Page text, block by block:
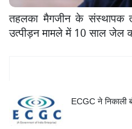
तहलका मैगजीन के
उत्पीड़न मामले में 10 साल जेल
ECGC ने निकाली